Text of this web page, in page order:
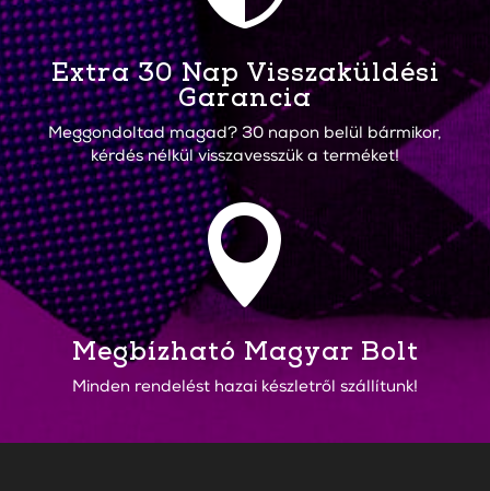
Extra 30 Nap Visszaküldési
Garancia
Meggondoltad magad? 30 napon belül bármikor,
kérdés nélkül visszavesszük a terméket!

Megbízható Magyar Bolt
Minden rendelést hazai készletről szállítunk!